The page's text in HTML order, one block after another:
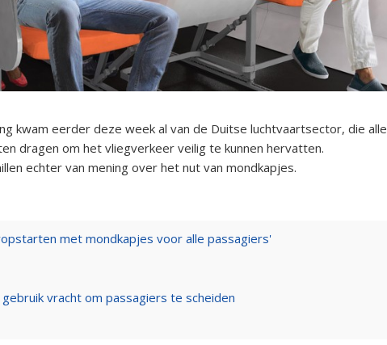
kwam eerder deze week al van de Duitse luchtvaartsector, die alle
dragen om het vliegverkeer veilig te kunnen hervatten.
echter van mening over het nut van mondkapjes.
met mondkapjes voor alle passagiers'
vracht om passagiers te scheiden